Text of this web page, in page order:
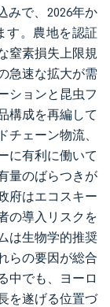
みで、2026年か
す。農地を認証
窒素損失上限規
急速な拡大が需
ションと昆虫フ
構成を再編して
ェーン物流、
に有利に働いて
量のばらつきが
府はエコスキー
の導入リスクを
は生物学的推奨
らの要因が総合
中でも、ヨーロ
を遂げる位置づ